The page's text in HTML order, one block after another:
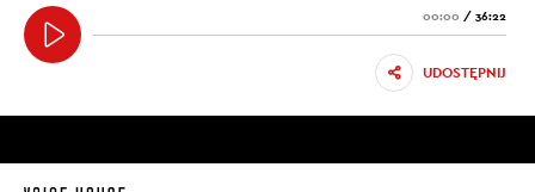
00:00 / 36:22
UDOSTĘPNIJ